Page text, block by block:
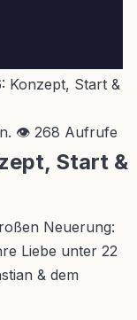
Konzept, Start &
👁 268 Aufrufe
Start &
Neuerung:
Liebe unter 22
& dem